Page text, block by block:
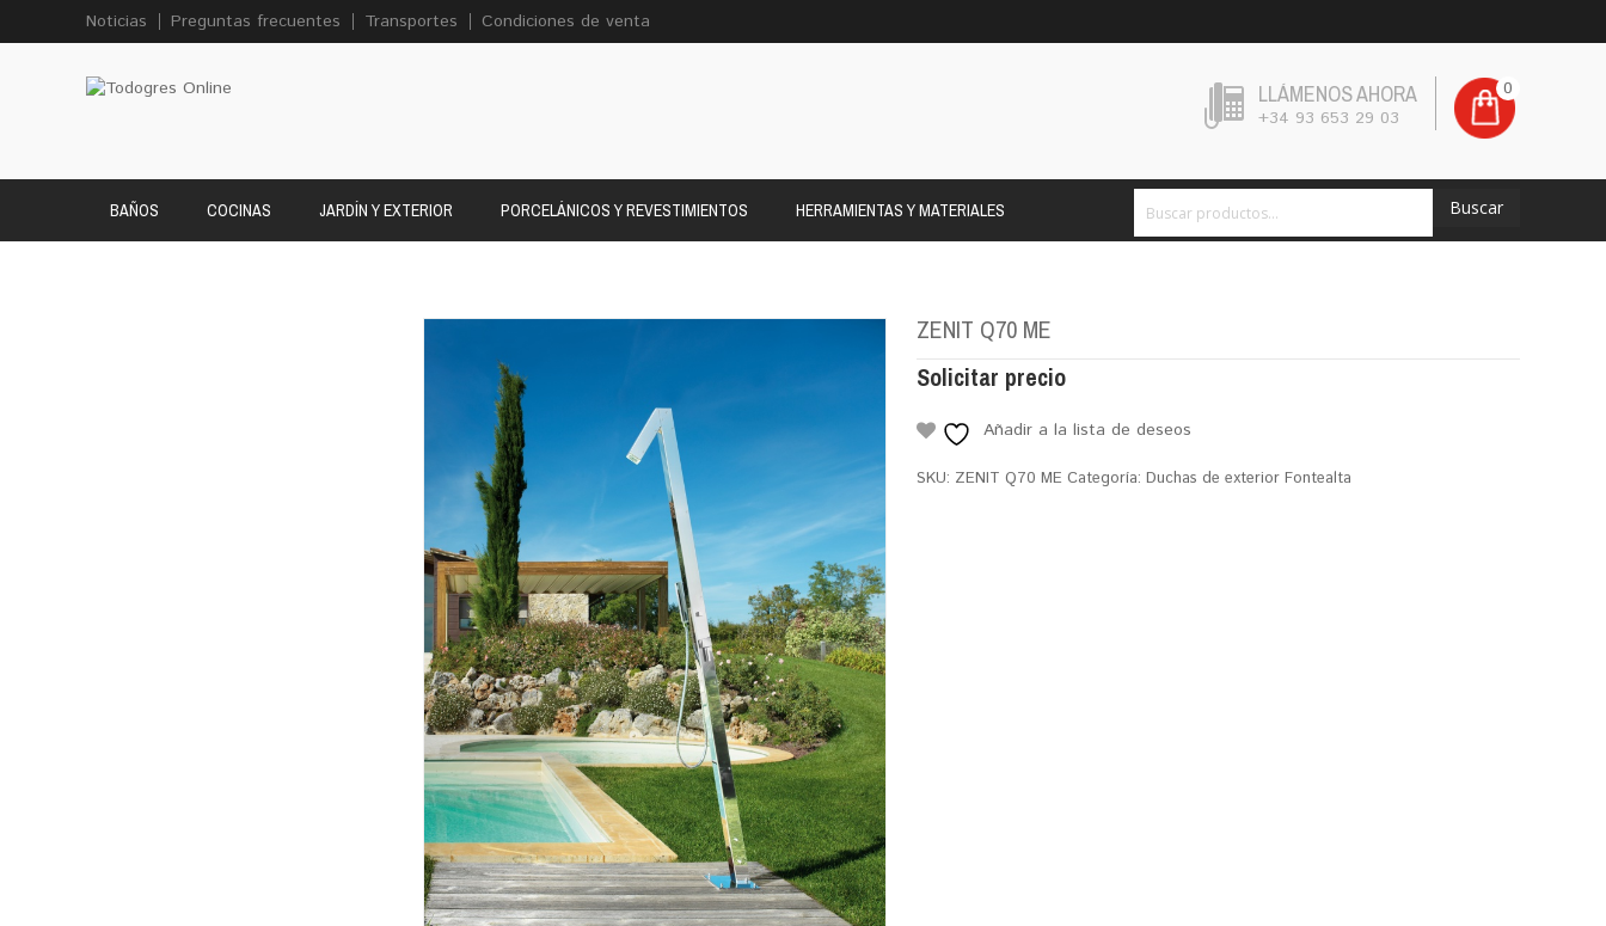
Noticias Preguntas frecuentes Transportes Condiciones de venta
LLÁMENOS AHORA
+34 93 653 29 03
0
BAÑOS COCINAS JARDÍN Y EXTERIOR PORCELÁNICOS Y REVESTIMIENTOS HERRAMIENTAS Y MATERIALES Buscar
ZENIT Q70 ME
Solicitar precio
Añadir a la lista de deseos
SKU: ZENIT Q70 ME Categoría:Duchas de exterior Fontealta